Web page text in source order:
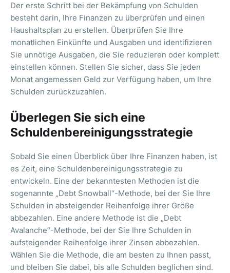
Der erste Schritt bei der Bekämpfung von Schulden
besteht darin, Ihre Finanzen zu überprüfen und einen
Haushaltsplan zu erstellen. Überprüfen Sie Ihre
monatlichen Einkünfte und Ausgaben und identifizieren
Sie unnötige Ausgaben, die Sie reduzieren oder komplett
einstellen können. Stellen Sie sicher, dass Sie jeden
Monat angemessen Geld zur Verfügung haben, um Ihre
Schulden zurückzuzahlen.
Überlegen Sie sich eine
Schuldenbereinigungsstrategie
Sobald Sie einen Überblick über Ihre Finanzen haben, ist
es Zeit, eine Schuldenbereinigungsstrategie zu
entwickeln. Eine der bekanntesten Methoden ist die
sogenannte „Debt Snowball“-Methode, bei der Sie Ihre
Schulden in absteigender Reihenfolge ihrer Größe
abbezahlen. Eine andere Methode ist die „Debt
Avalanche“-Methode, bei der Sie Ihre Schulden in
aufsteigender Reihenfolge ihrer Zinsen abbezahlen.
Wählen Sie die Methode, die am besten zu Ihnen passt,
und bleiben Sie dabei, bis alle Schulden beglichen sind.